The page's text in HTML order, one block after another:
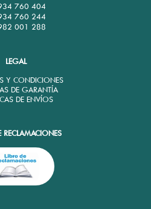
760 404
760 244
001 288
LEGAL
Y CONDICIONES
DE GARANTÍA
DE ENVÍOS
RECLAMACIONES